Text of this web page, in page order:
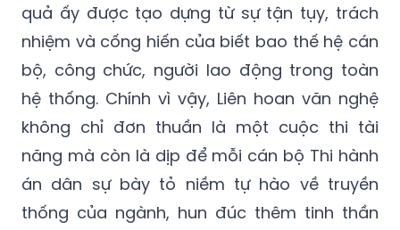
quả ấy được tạo dựng từ sự tận tụy, trách
nhiệm và cống hiến của biết bao thế hệ cán
bộ, công chức, người lao động trong toàn
hệ thống. Chính vì vậy, Liên hoan văn nghệ
không chỉ đơn thuần là một cuộc thi tài
năng mà còn là dịp để mỗi cán bộ Thi hành
án dân sự bày tỏ niềm tự hào về truyền
thống của ngành, hun đúc thêm tinh thần